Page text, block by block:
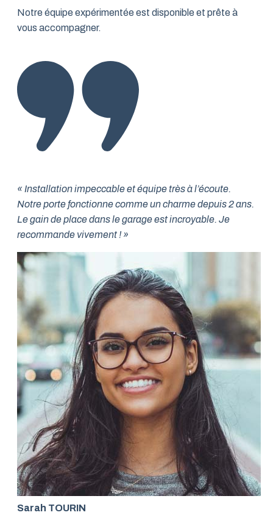
Notre équipe expérimentée est disponible et prête à
vous accompagner.
« Installation impeccable et équipe très à l’écoute.
Notre porte fonctionne comme un charme depuis 2 ans.
Le gain de place dans le garage est incroyable. Je
recommande vivement ! »
Sarah TOURIN